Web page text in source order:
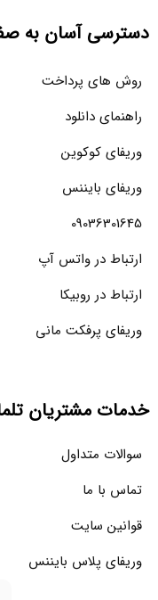
دسترسی آسان به
روش های پرداخت
راهنمای دانلود
وریفای کوکوین
وریفای بایننس
09036301645
ارتباط در واتس آپ
ارتباط در روبیکا
وریفای پرفکت مانی
خدمات مشتریان
سوالات متداول
تماس با ما
قوانین سایت
وریفای پلاس بایننس